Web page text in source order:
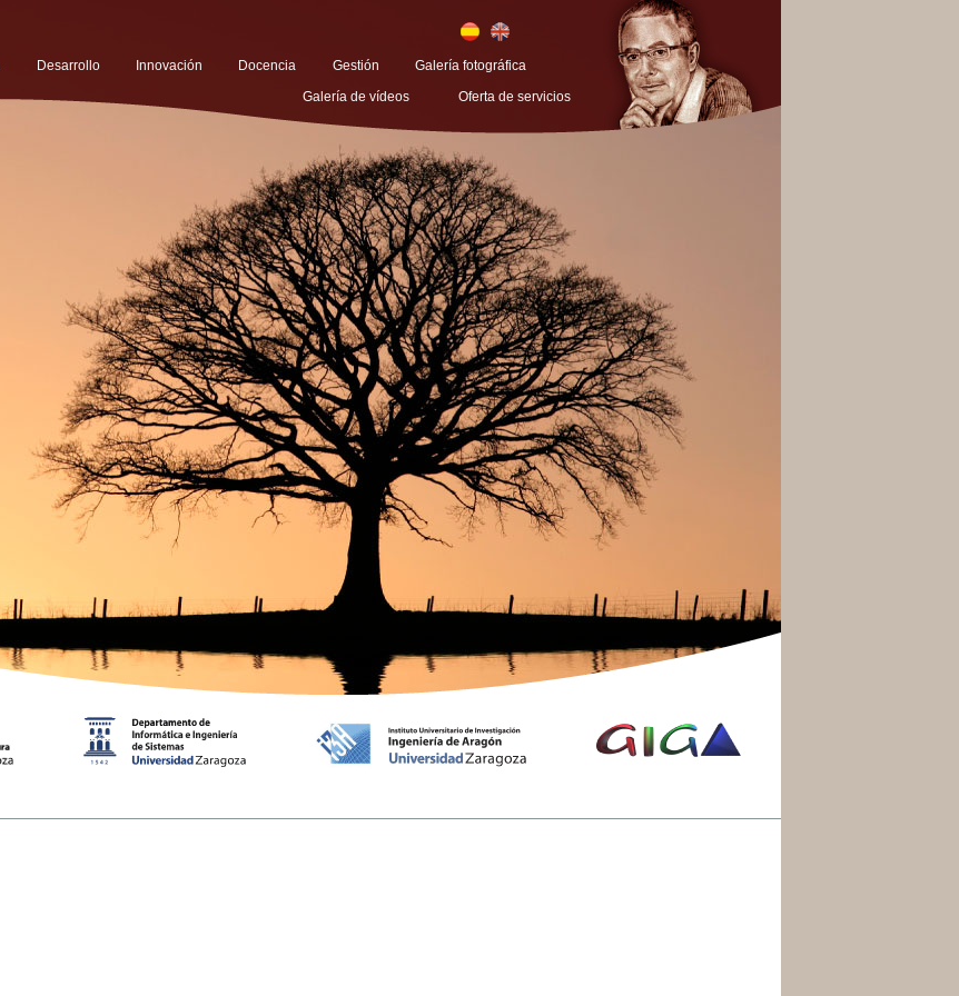
Desarrollo Innovación Docencia Gestión
Galería fotográfica
Galería de vídeos
Oferta de servicios